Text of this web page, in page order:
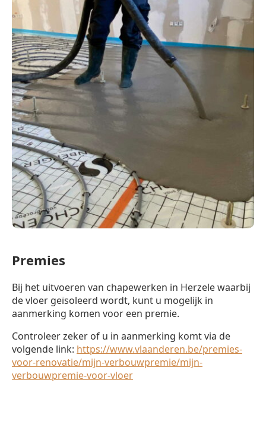
Premies
Bij het uitvoeren van chapewerken in Herzele waarbij
de vloer geïsoleerd wordt, kunt u mogelijk in
aanmerking komen voor een premie.
Controleer zeker of u in aanmerking komt via de
volgende link: https://www.vlaanderen.be/premies-
voor-renovatie/mijn-verbouwpremie/mijn-
verbouwpremie-voor-vloer